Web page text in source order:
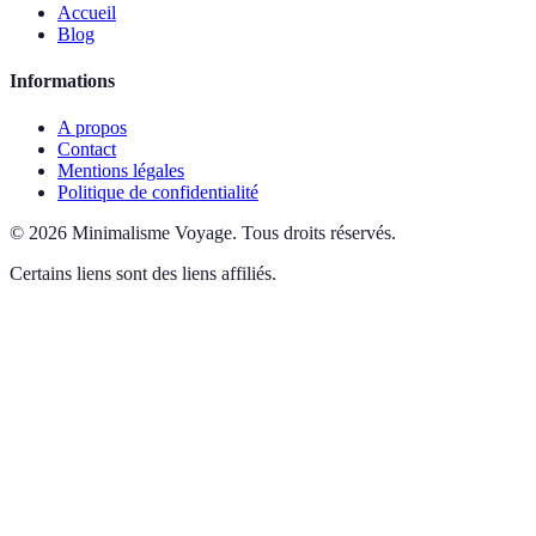
Accueil
Blog
Informations
A propos
Contact
Mentions légales
Politique de confidentialité
© 2026 Minimalisme Voyage. Tous droits réservés.
Certains liens sont des liens affiliés.